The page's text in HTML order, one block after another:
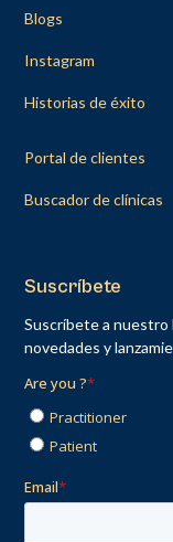
Blogs
Instagram
Historias de éxito
Portal de clientes
Buscador de clínicas
Suscríbete
Suscríbete a
novedades y